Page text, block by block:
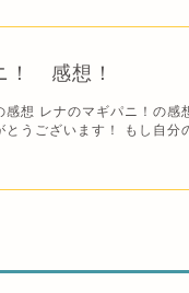
！ 感想！
想 レナのマギパニ！の感
うございます！ もし自分